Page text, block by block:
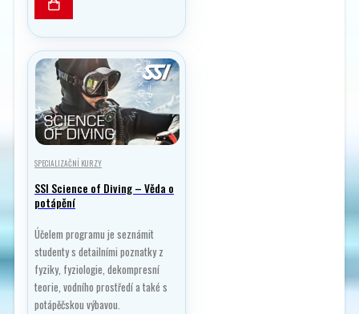
SPECIALIZAČNÍ KURZY
SSI Science of Diving – Věda o
potápění
Účelem programu je seznámit
studenty s detailními poznatky z
fyziky, fyziologie, dekompresní
teorie, vodního prostředí a také s
potápěčskou výbavou.